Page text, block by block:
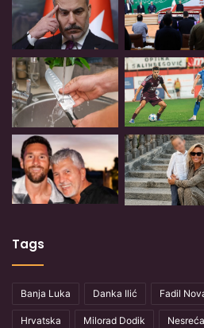
Tags
Banja Luka Danka Ilić Fadil
Hrvatska Milorad Dodik Nesreća